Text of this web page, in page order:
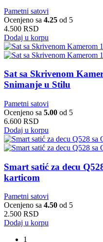
Pametni satovi
Ocenjeno sa 4.25 od 5
4.500 RSD
Dodaj u korpu
Sat sa Skrivenom
Snimanje u Stilu
Pametni satovi
Ocenjeno sa 5.00 od 5
6.600 RSD
Dodaj u korpu
Smart satić za decu
karticom
Pametni satovi
Ocenjeno sa 4.50 od 5
2.500 RSD
Dodaj u korpu
1